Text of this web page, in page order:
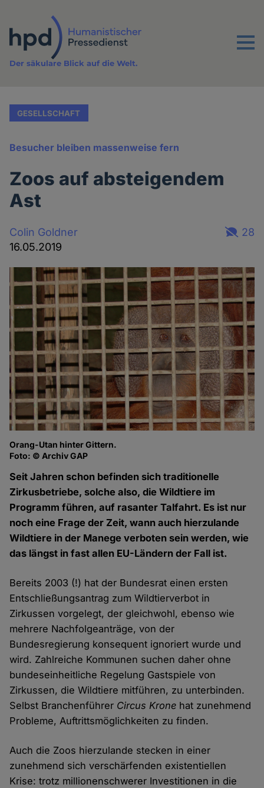
Inhalt
Menu
Der säkulare Blick auf die Welt.
GESELLSCHAFT
Besucher bleiben massenweise fern
Zoos auf absteigendem
Ast
Colin Goldner
16.05.2019
28
Orang-Utan hinter Gittern.
Foto: © Archiv GAP
Seit Jahren schon befinden sich traditionelle
Zirkusbetriebe, solche also, die Wildtiere im
Programm führen, auf rasanter Talfahrt. Es ist nur
noch eine Frage der Zeit, wann auch hierzulande
Wildtiere in der Manege verboten sein werden, wie
das längst in fast allen EU-Ländern der Fall ist.
Bereits 2003 (!) hat der Bundesrat einen ersten
Entschließungsantrag zum Wildtierverbot in
Zirkussen vorgelegt, der gleichwohl, ebenso wie
mehrere Nachfolgeanträge, von der
Bundesregierung konsequent ignoriert wurde und
wird. Zahlreiche Kommunen suchen daher ohne
bundeseinheitliche Regelung Gastspiele von
Zirkussen, die Wildtiere mitführen, zu unterbinden.
Selbst Branchenführer Circus Krone hat zunehmend
Probleme, Auftrittsmöglichkeiten zu finden.
Auch die Zoos hierzulande stecken in einer
zunehmend sich verschärfenden existentiellen
Krise: trotz millionenschwerer Investitionen in die